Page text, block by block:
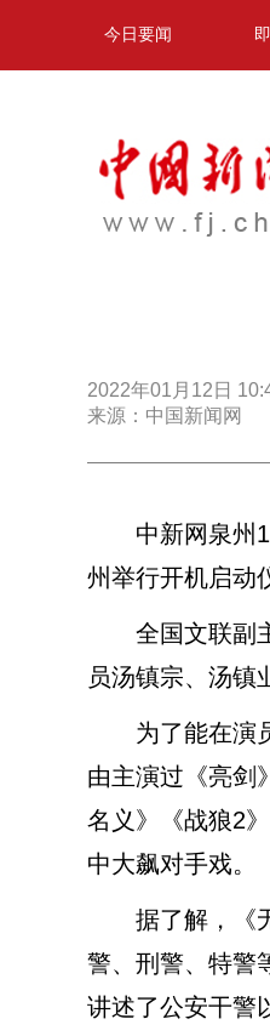
今日要闻
2022年01月12日
来源：中国新闻网
中新网泉州1
州举行开机启动
全国文联副主
员汤镇宗、汤镇
为了能在演员
由主演过《亮剑
名义》《战狼2
中大飙对手戏。
据了解，《无
警、刑警、特警
讲述了公安干警